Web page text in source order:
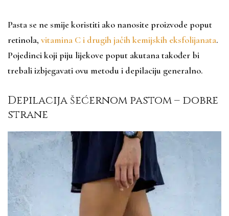
Pasta se ne smije koristiti ako nanosite proizvode poput
retinola, vitamina C i drugih jačih kemijskih eksfolijanata.
Pojedinci koji piju lijekove poput akutana također bi
trebali izbjegavati ovu metodu i depilaciju generalno.
Depilacija šećernom pastom – dobre
strane